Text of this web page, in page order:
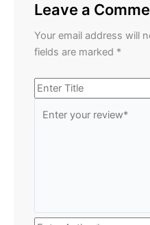
Leave a
Your email address will
fields are marked *